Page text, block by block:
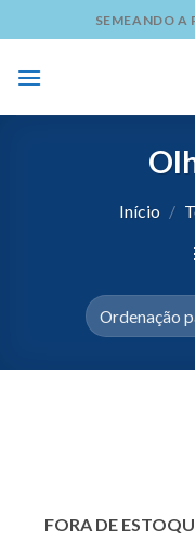
to
content
SEMEANDO A
Início /
FORA DE